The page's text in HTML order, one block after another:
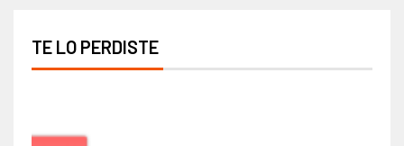
TE LO PERDISTE